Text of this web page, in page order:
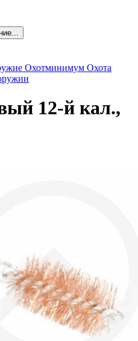
Охотминимум Охота
12-й кал.,